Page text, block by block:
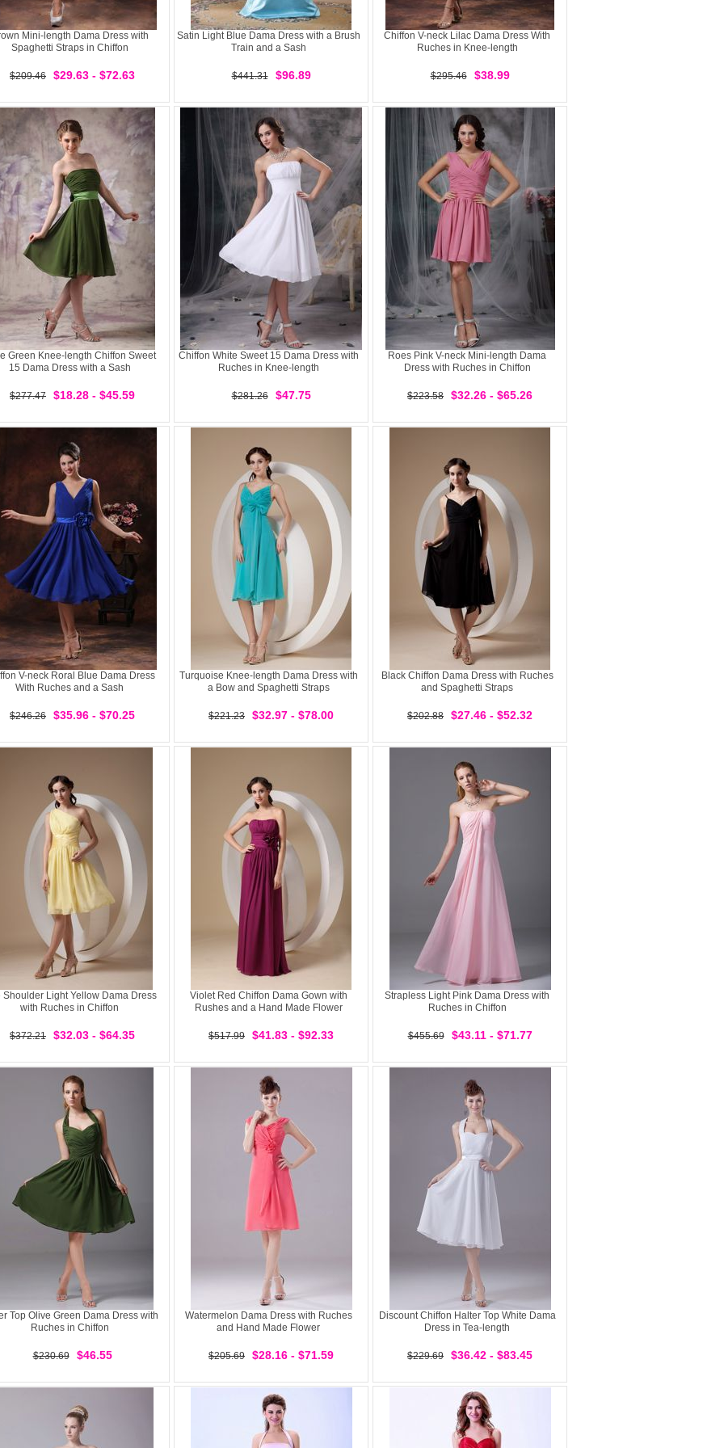
Mini-length Dama Dress with
Spaghetti Straps in Chiffon
$209.46 $29.63 - $72.63
Satin Light Blue Dama Dress with a Brush
Train and a Sash
$441.31 $96.89
Chiffon V-neck Lilac Dama Dress With
Ruches in Knee-length
$295.46 $38.99
Green Knee-length Chiffon Sweet
15 Dama Dress with a Sash
$277.47 $18.28 - $45.59
Chiffon White Sweet 15 Dama Dress with
Ruches in Knee-length
$281.26 $47.75
Roes Pink V-neck Mini-length Dama
Dress with Ruches in Chiffon
$223.58 $32.26 - $65.26
V-neck Roral Blue Dama Dress
With Ruches and a Sash
$246.26 $35.96 - $70.25
Turquoise Knee-length Dama Dress with
a Bow and Spaghetti Straps
$221.23 $32.97 - $78.00
Black Chiffon Dama Dress with Ruches
and Spaghetti Straps
$202.88 $27.46 - $52.32
Shoulder Light Yellow Dama Dress
with Ruches in Chiffon
$372.21 $32.03 - $64.35
Violet Red Chiffon Dama Gown with
Rushes and a Hand Made Flower
$517.99 $41.83 - $92.33
Strapless Light Pink Dama Dress with
Ruches in Chiffon
$455.69 $43.11 - $71.77
Top Olive Green Dama Dress with
Ruches in Chiffon
$230.69 $46.55
Watermelon Dama Dress with Ruches
and Hand Made Flower
$205.69 $28.16 - $71.59
Discount Chiffon Halter Top White Dama
Dress in Tea-length
$229.69 $36.42 - $83.45